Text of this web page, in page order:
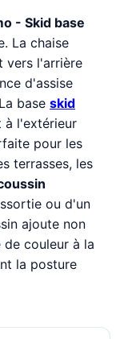
- Skid base
La chaise
vers l'arrière
d'assise
base skid
à l'extérieur
pour les
terrasses, les
ou d'un
ajoute non
de couleur à la
la posture